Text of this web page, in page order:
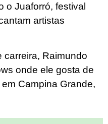
o Juaforró, festival
artistas
carreira, Raimundo
onde ele gosta de
Campina Grande,